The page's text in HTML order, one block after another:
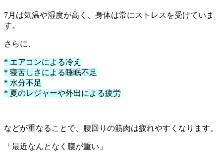
7月は気温や湿度が高く、身体は常にストレスを受けていま
す。
さらに、
* エアコンによる冷え
* 寝苦しさによる睡眠不足
* 水分不足
* 夏のレジャーや外出による疲労
などが重なることで、腰回りの筋肉は疲れやすくなります。
「最近なんとなく腰が重い」